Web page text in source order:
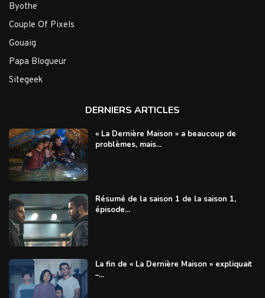
Byothe
Couple Of Pixels
Gouaig
Papa Blogueur
Sitegeek
DERNIERS ARTICLES
« La Dernière Maison » a beaucoup de
problèmes, mais...
Résumé de la saison 1 de la saison 1,
épisode...
La fin de « La Dernière Maison » expliquait
–...